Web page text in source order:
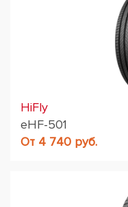
HiFly
eHF-501
От 4 740 руб.